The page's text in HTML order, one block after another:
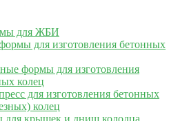
для ЖБИ
для изготовления бетонных
формы для изготовления
колец
для изготовления бетонных
колец
крышек и днищ колодца